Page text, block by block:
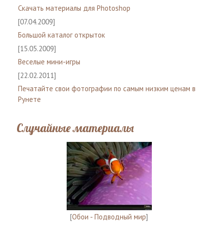
Скачать материалы для Photoshop
[07.04.2009]
Большой каталог открыток
[15.05.2009]
Веселые мини-игры
[22.02.2011]
Печатайте свои фотографии по самым низким ценам в
Рунете
Случайные материалы
[Обои - Подводный мир]